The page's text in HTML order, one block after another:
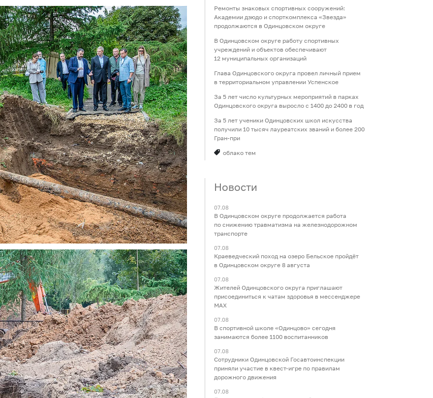
Ремонты знаковых спортивных сооружений:
Академии дзюдо и спорткомплекса «Звезда»
продолжаются в Одинцовском округе
В Одинцовском округе работу спортивных
учреждений и объектов обеспечивают
12 муниципальных организаций
Глава Одинцовского округа провел личный прием
в территориальном управлении Успенское
За 5 лет число культурных мероприятий в парках
Одинцовского округа выросло с 1400 до 2400 в год
За 5 лет ученики Одинцовских школ искусства
получили 10 тысяч лауреатских званий и более 200
Гран-при
облако тем
Новости
07.08
В Одинцовском округе продолжается работа
по снижению травматизма на железнодорожном
транспорте
07.08
Краеведческий поход на озеро Бельское пройдёт
в Одинцовском округе 8 августа
07.08
Жителей Одинцовского округа приглашают
присоединиться к чатам здоровья в мессенджере
МАХ
07.08
В спортивной школе «Одинцово» сегодня
занимаются более 1100 воспитанников
07.08
Сотрудники Одинцовской Госавтоинспекции
приняли участие в квест-игре по правилам
дорожного движения
07.08